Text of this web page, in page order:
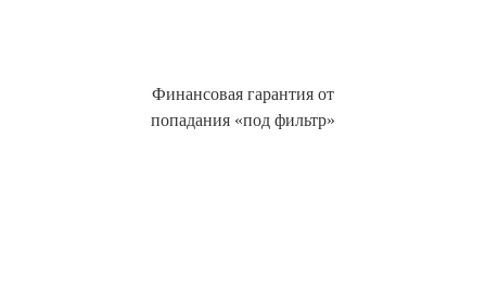
Финансовая гарантия от
попадания «под фильтр»